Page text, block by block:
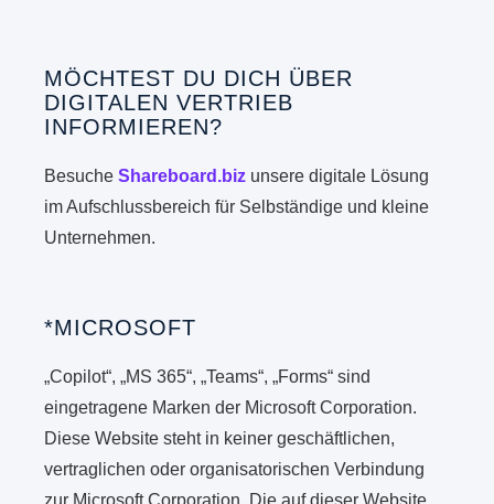
MÖCHTEST DU DICH ÜBER
DIGITALEN VERTRIEB
INFORMIEREN?
BesucheShareboard.biz unsere digitale Lösung
im Aufschlussbereich für Selbständige und kleine
Unternehmen.
*MICROSOFT
„Copilot“, „MS 365“, „Teams“, „Forms“ sind
eingetragene Marken der Microsoft Corporation.
Diese Website steht in keiner geschäftlichen,
vertraglichen oder organisatorischen Verbindung
zur Microsoft Corporation. Die auf dieser Website